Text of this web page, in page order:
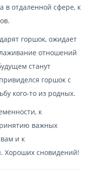
в отдаленной сфере, к
горшок, ожидает
отношений
станут
горшок с
кого-то из родных.
к
важных
и к
Хороших сновидений!